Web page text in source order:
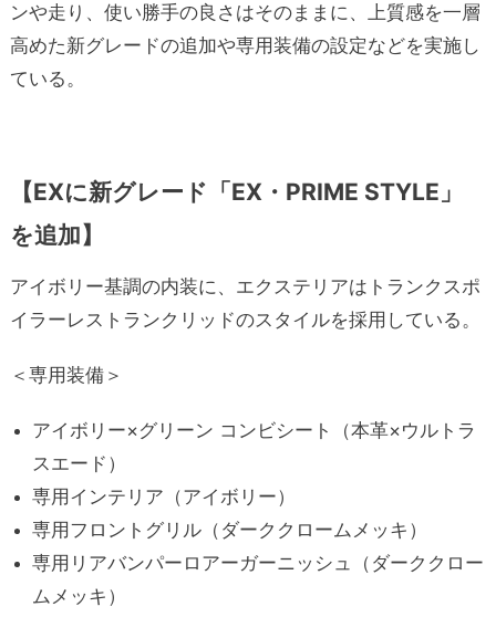
ンや走り、使い勝手の良さはそのままに、上質感を一層
高めた新グレードの追加や専用装備の設定などを実施し
ている。
【EXに新グレード「EX・PRIME STYLE」
を追加】
アイボリー基調の内装に、エクステリアはトランクスポ
イラーレストランクリッドのスタイルを採用している。
＜専用装備＞
アイボリー×グリーン コンビシート（本革×ウルトラ
スエード）
専用インテリア（アイボリー）
専用フロントグリル（ダーククロームメッキ）
専用リアバンパーロアーガーニッシュ（ダーククロー
ムメッキ）